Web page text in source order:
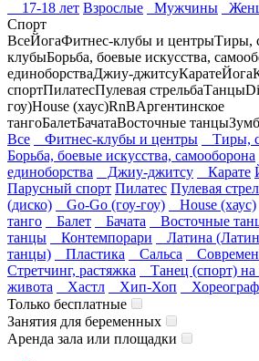
17-18 лет Взрослые Мужчины
Спорт
ВсеЙогаФитнес-клубы и центрыТиры,
клубыБорьба, боевые искусства,
единоборстваДжиу-джитсуКаратеЙога
спортПилатесПулевая стрельбаТанцы
гоу)House (хаус)RnBАргентинское
тангоБалетБачатаВосточные танцы
Все
Фитнес-клубы и центры
Тиры,
Борьба, боевые искусства, самооборона
единоборства
Джиу-джитсу Карате
Парусный спорт Пилатес Пулевая
(диско)
Go-Go (гоу-гоу) House (хаус)
танго
Балет Бачата Восточные
танцы
Контемпорари
Латина
танцы)
Пластика Сальса
Стретчинг, растяжка
Танец (спорт) на
живота
Хастл Хип-Хоп
Только бесплатные
Занятия для беременных
Аренда зала или площадки